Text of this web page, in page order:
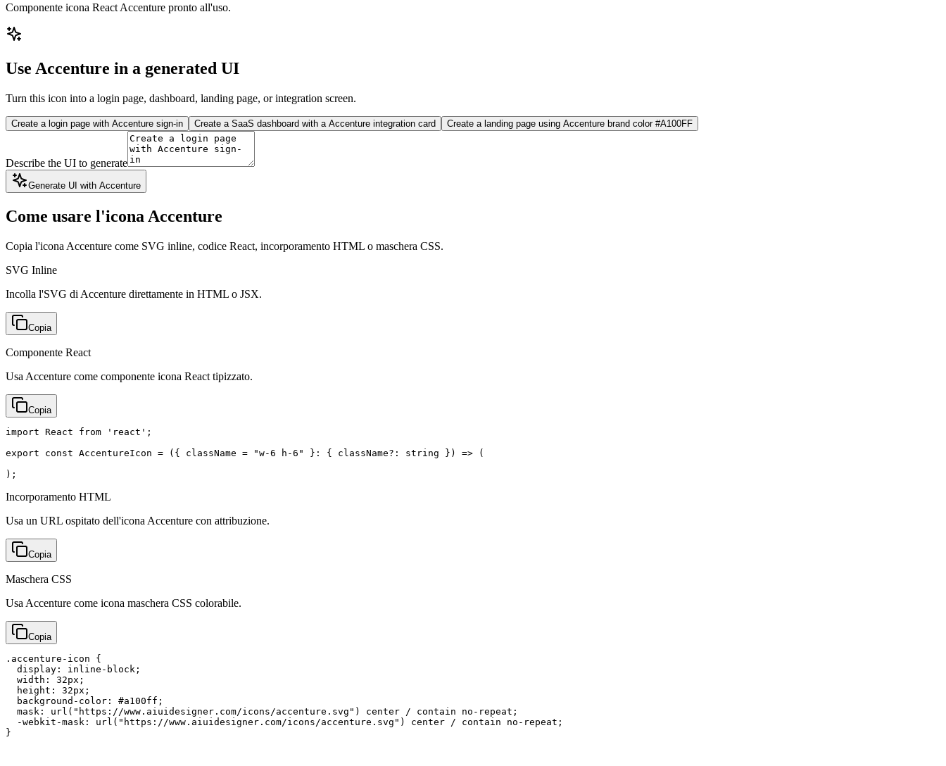
Componente icona React Accenture pronto all'uso.
Use Accenture in a generated UI
Turn this icon into a login page, dashboard, landing page, or integration screen.
Create a login page with Accenture sign-in Create a SaaS dashboard with a Accenture integration card Create a landing page using Accenture brand color #A100FF
Describe the UI to generate
Generate UI with Accenture
Come usare l'icona Accenture
Copia l'icona Accenture come SVG inline, codice React, incorporamento HTML o maschera CSS.
SVG Inline
Incolla l'SVG di Accenture direttamente in HTML o JSX.
Copia
Componente React
Usa Accenture come componente icona React tipizzato.
Copia
import React from 'react';
export const AccentureIcon = ({ className = "w-6 h-6" }: { className?: string }) => (
);
Incorporamento HTML
Usa un URL ospitato dell'icona Accenture con attribuzione.
Copia
Maschera CSS
Usa Accenture come icona maschera CSS colorabile.
Copia
.accenture-icon {
  display: inline-block;
  width: 32px;
  height: 32px;
  background-color: #a100ff;
  mask: url("https://www.aiuidesigner.com/icons/accenture.svg") center / contain no-repeat;
  -webkit-mask: url("https://www.aiuidesigner.com/icons/accenture.svg") center / contain no-repeat;
}